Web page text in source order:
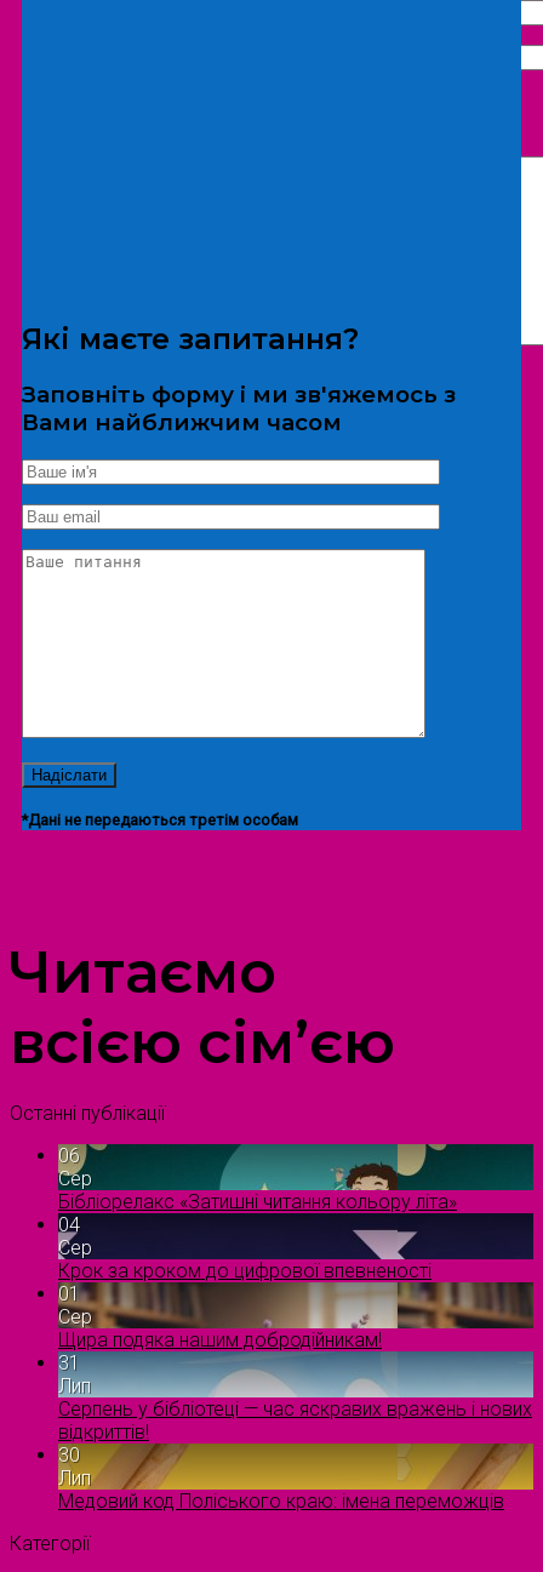
*Дані не передаються третім особам
Екскурсія/локація
Які маєте запитання?
Заповніть форму і ми зв'яжемось з
Вами найближчим часом
*Дані не передаються третім особам
Читаємо
всією сім’єю
Останні публікації
06
Сер
Бібліорелакс «Затишні читання кольору літа»
04
Сер
Крок за кроком до цифрової впевненості
01
Сер
Щира подяка нашим добродійникам!
31
Лип
Серпень у бібліотеці — час яскравих вражень і нових
відкриттів!
30
Лип
Медовий код Поліського краю: імена переможців
Категорії